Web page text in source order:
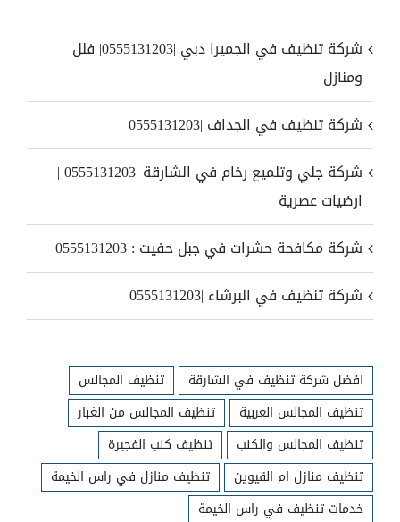
شركة تنظيف في الجميرا دبي |0555131203| فلل
ومنازل
شركة تنظيف في الجداف |0555131203
شركة جلي وتلميع رخام في الشارقة |0555131203 |
ارضيات عصرية
شركة مكافحة حشرات في جبل حفيت : 0555131203
شركة تنظيف في البرشاء |0555131203
افضل شركة تنظيف في الشارقة
تنظيف المجالس
تنظيف المجالس العربية
تنظيف المجالس من الغبار
تنظيف المجالس والكنب
تنظيف كنب الفجيرة
تنظيف منازل ام القيوين
تنظيف منازل في راس الخيمة
خدمات تنظيف في راس الخيمة